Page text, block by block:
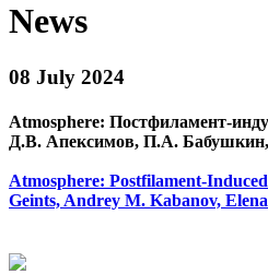
News
08 July 2024
Atmosphere: Постфиламент-
Д.В. Апексимов, П.А.
Atmosphere: Postfilament-
Geints, Andrey M. Kabanov,